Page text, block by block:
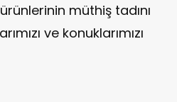
müthiş tadını
ve konuklarımızı